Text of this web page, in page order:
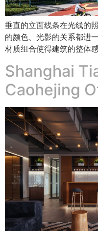
垂直的立面线条在光线的
的颜色、光影的关系都进
材质组合使得建筑的整体
Shanghai
Caohejing